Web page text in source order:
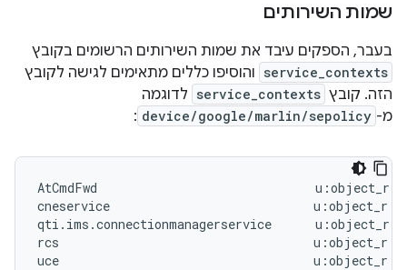
שמות השירותים
בעבר, הספקים עיבד את שמות השירותים הרשומים בקובץ
service_contexts והוסיפו כללים מתאימים לגישה לקובץ
הזה. קובץ service_contexts לדוגמה
מ- device/google/marlin/sepolicy
:
AtCmdFwd
cneservice
qti.ims.connectionmanagerservice
rcs
uce